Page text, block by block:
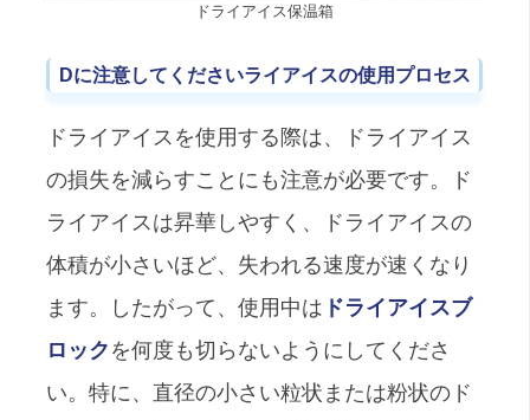
ドライアイス保温箱
Dに注意してくださいライアイスの使用プロセス
ドライアイスを使用する際は、ドライアイス
の損失を減らすことにも注意が必要です。ド
ライアイスは昇華しやすく、ドライアイスの
体積が小さいほど、失われる速度が速くなり
ます。したがって、使用中は ドライアイスブ
ロックを何度も切らないようにしてくださ
い。特に、直径の小さい粒状または粉状のド